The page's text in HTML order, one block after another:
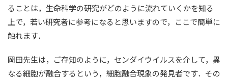
ることは，生命科学の研究がどのように流れていくかを知る
上で，若い研究者に参考になると思いますので，ここで簡単に
触れます．
岡田先生は，ご存知のように，センダイウイルスを介して，異
なる細胞が融合するという，細胞融合現象の発見者です．その